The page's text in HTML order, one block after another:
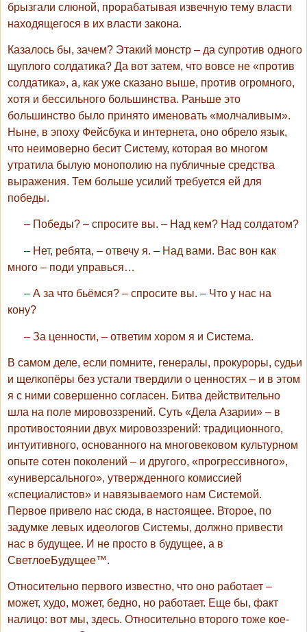
брызгали слюной, прорабатывая извечную тему власти
находящегося в их власти закона.
Казалось бы, зачем? Этакий монстр – да супротив одного
щуплого солдатика? Да вот затем, что вовсе не «против
солдатика», а, как уже сказано выше, против огромного,
хотя и бессильного большинства. Раньше это
большинство было принято именовать «молчаливым».
Ныне, в эпоху Фейсбука и интернета, оно обрело язык,
что неимоверно бесит Систему, которая во многом
утратила былую монополию на публичные средства
выражения. Тем больше усилий требуется ей для
победы.
– Победы? – спросите вы. – Над кем? Над солдатом?
– Нет, ребята, – отвечу я. – Над вами. Вас вон как
много – поди управься…
– А за что бьёмся? – спросите вы. – Что у нас на
кону?
– За ценности, – ответим хором я и Система.
В самом деле, если помните, генералы, прокуроры, судьи
и щелкопёры без устали твердили о ценностях – и в этом
я с ними совершенно согласен. Битва действительно
шла на поле мировоззрений. Суть «Дела Азарии» – в
противостоянии двух мировоззрений: традиционного,
интуитивного, основанного на многовековом культурном
опыте сотен поколений – и другого, «прогрессивного»,
«универсального», утвержденного комиссией
«специалистов» и навязываемого нам Системой.
Первое привело нас сюда, в настоящее. Второе, по
задумке левых идеологов Системы, должно привести
нас в будущее. И не просто в будущее, а в
СветлоеБудущее™.
Относительно первого известно, что оно работает –
может, худо, может, бедно, но работает. Еще бы, факт
налицо: вот мы, здесь. Относительно второго тоже кое-